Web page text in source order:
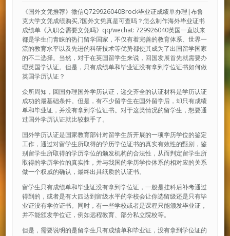
《国外文凭推荐》微信Q729926040Brock毕业证成绩单办理|布鲁
克大学文凭成绩购买,?国外文凭真是可查吗？怎么制作海外毕业证书
成绩单《入职会需要文凭吗》qq/wechat: 729926040英国一直以来
都是学生们青睐的热门留学国家，不仅有着完善的教育体系、世界一
流的教育水平以及先进的科研技术等优势都使其成为了出国留学国家
的不二选择。当然，对于在英国留学生来说，回国发展首先就需要办
理英国学认证。但是，只有成绩单和毕业证没有拿到学位证书如何做
英国学历认证？
众所周知，回国办理国外学历认证，递交齐全的认证材料是学历认证
成功的最基础条件。但是，有不少留学生在国外留学后，却只有成绩
单和毕业证，并没有拿到学位证书。对于这类情况的留学生，想要通
过国外学历认证就比较棘手了。
国外学历认证是国家教育部针对留学生所开展的一项学历学位的鉴定
工作，通过对留学生所取得的学历学位证书的真实有效性的甄别，鉴
别留学生所取得的学历学位的颁发机构的合法性，从而判定留学生所
取得的学历学位的真实性，并与我国的学历学位体系的相对应的关系
做一个权威的确认，最终出具纸质的认证书。
留学生只有成绩单和毕业证没有拿到学位证，一般是挂科后补考通过
得到的，或者是有大四达到留级水平的学校会让你选留级还是只有毕
业证没有学位证书。同时，有一些学校或者是课程只能颁发毕业证，
并不能颁发学位证，例如远程教育、部分私立院校等。
但是，需要说明的是留学生只有成绩单和毕业证，没有拿到学位证的